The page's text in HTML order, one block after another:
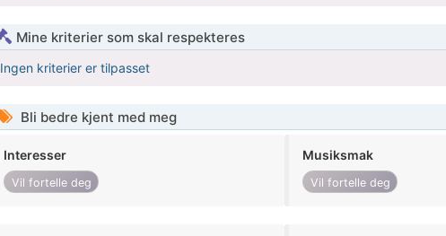
Mine kriterier som skal respekteres
Ingen kriterier er tilpasset
Bli bedre kjent med meg
Interesser
Vil fortelle deg
Musiksmak
Vil fortelle deg